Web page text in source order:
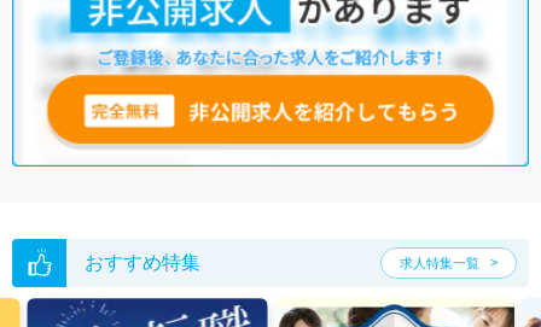
おすすめ特集 求人特集一覧